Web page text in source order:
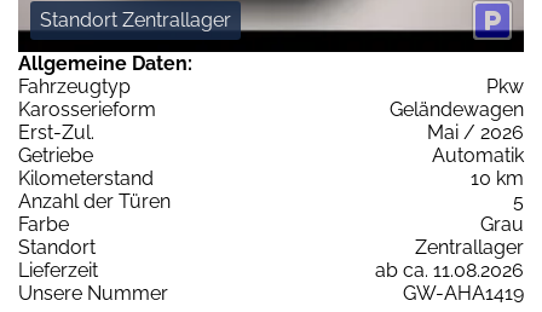
Standort Zentrallager
Allgemeine Daten:
Fahrzeugtyp
Pkw
Karosserieform
Geländewagen
Erst-Zul.
Mai / 2026
Getriebe
Automatik
Kilometerstand
10 km
Anzahl der Türen
5
Farbe
Grau
Standort
Zentrallager
Lieferzeit
ab ca. 11.08.2026
Unsere Nummer
GW-AHA1419